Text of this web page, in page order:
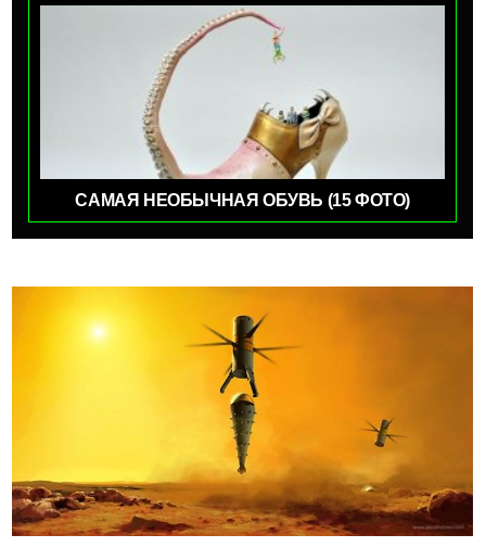
САМАЯ НЕОБЫЧНАЯ ОБУВЬ (15 ФОТО)